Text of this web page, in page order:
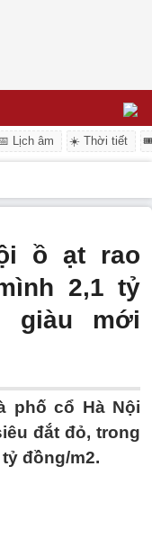
Lịch âm ☀️ Thời tiết
ồ ạt rao
2,1 tỷ
giàu mới
phố cổ Hà Nội
đắt đỏ, trong
đồng/m2.